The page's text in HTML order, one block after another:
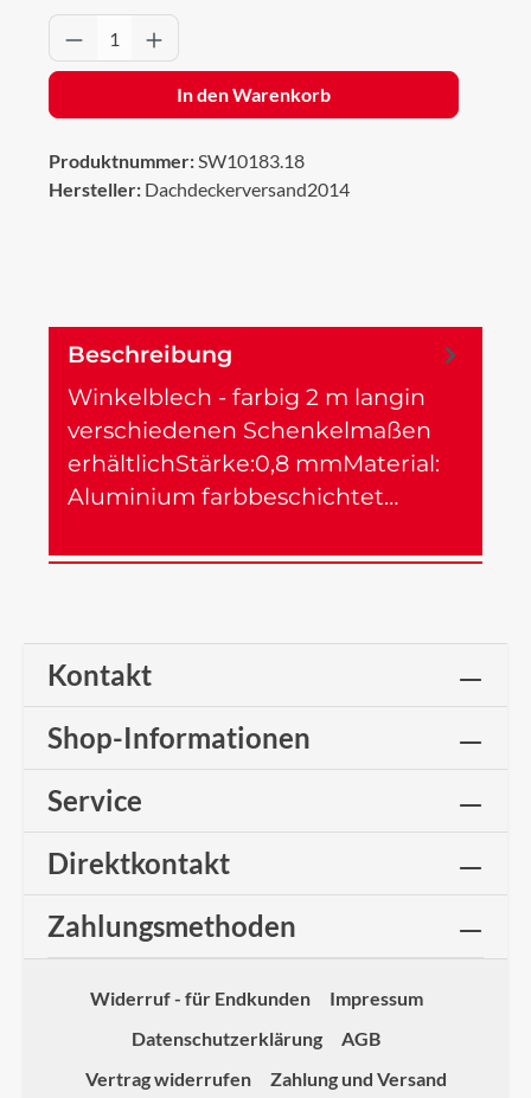
Produkt Anzahl: Gib den gewünschten
In den Warenkorb
Produktnummer:SW10183.18
Hersteller: Dachdeckerversand2014
Beschreibung
Winkelblech - farbig 2 m langin
verschiedenen Schenkelmaßen
erhältlichStärke:0,8 mmMaterial:
Aluminium farbbeschichtet…
Kontakt
Shop-Informationen
Service
Direktkontakt
Zahlungsmethoden
Widerruf - für Endkunden
Impressum
Datenschutzerklärung
AGB
Vertrag widerrufen
Zahlung und Versand